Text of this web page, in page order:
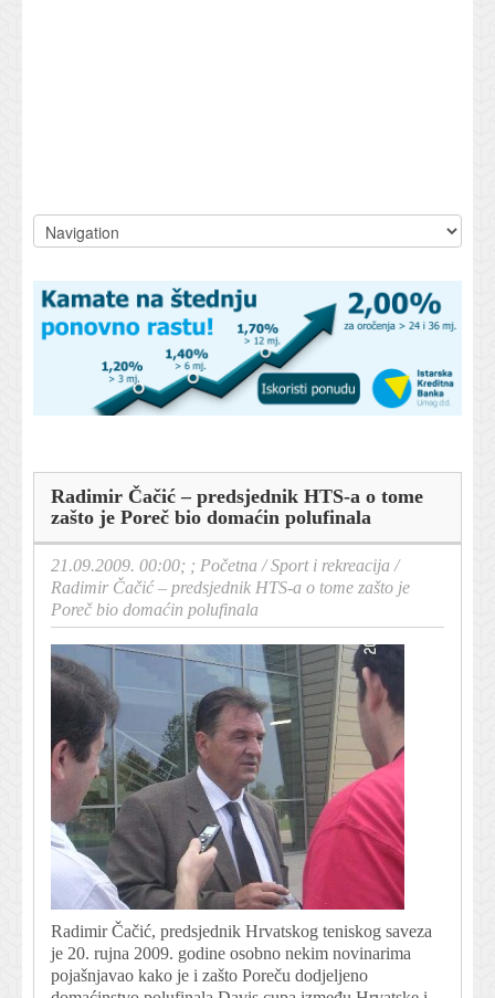
Radimir Čačić – predsjednik HTS-a o tome
zašto je Poreč bio domaćin polufinala
21.09.2009. 00:00; ; Početna /Sport i rekreacija /
Radimir Čačić – predsjednik HTS-a o tome zašto je
Poreč bio domaćin polufinala
Radimir Čačić, predsjednik Hrvatskog teniskog saveza
je 20. rujna 2009. godine osobno nekim novinarima
pojašnjavao kako je i zašto Poreču dodjeljeno